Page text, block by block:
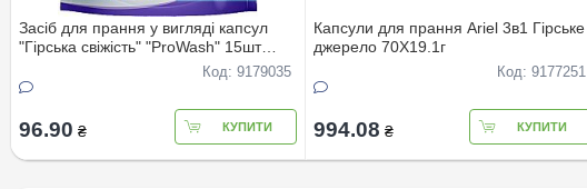
Засіб для прання у вигляді капсул
"Гірська свіжість" "ProWash" 15шт
Код: 9179035
96.90 ₴ КУПИТИ
Капсули для прання Ariel 3в1 Гірське
джерело 70X19.1г
Код: 9177251
994.08 ₴ КУПИТИ